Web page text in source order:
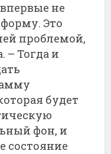
не
Это
проблемой,
– Тогда и
будет
фон, и
состояние